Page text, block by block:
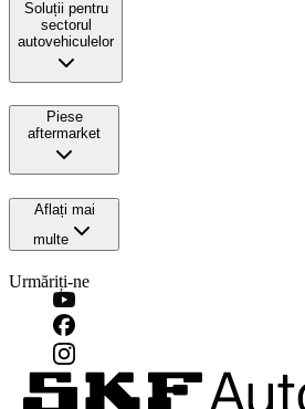
Soluții pentru
sectorul
autovehiculelor
Piese
aftermarket
Aflați mai
multe
Urmăriți-ne